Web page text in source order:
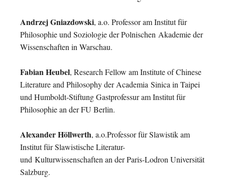
Andrzej Gniazdowski, a.o. Professor am Institut für
Philosophie und Soziologie der Polnischen Akademie der
Wissenschaften in Warschau.
Fabian Heubel, Research Fellow am Institute of Chinese
Literature and Philosophy der Academia Sinica in Taipei
und Humboldt-Stiftung Gastprofessur am Institut für
Philosophie an der FU Berlin.
Alexander Höllwerth, a.o.Professor für Slawistik am
Institut für Slawistische Literatur-
und Kulturwissenschaften an der Paris-Lodron Universität
Salzburg.